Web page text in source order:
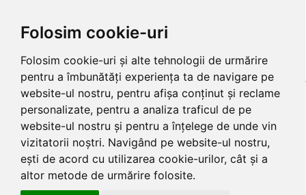
Folosim cookie-uri
Folosim cookie-uri și alte tehnologii de urmărire
pentru a îmbunătăți experiența ta de navigare pe
website-ul nostru, pentru afișa conținut și reclame
personalizate, pentru a analiza traficul de pe
website-ul nostru și pentru a înțelege de unde vin
vizitatorii noștri. Navigând pe website-ul nostru,
ești de acord cu utilizarea cookie-urilor, cât și a
altor metode de urmărire folosite.